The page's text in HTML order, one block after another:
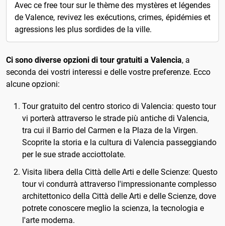
Avec ce free tour sur le thème des mystères et légendes
de Valence, revivez les exécutions, crimes, épidémies et
agressions les plus sordides de la ville.
Ci sono diverse opzioni di tour gratuiti a Valencia, a
seconda dei vostri interessi e delle vostre preferenze. Ecco
alcune opzioni:
Tour gratuito del centro storico di Valencia: questo tour
vi porterà attraverso le strade più antiche di Valencia,
tra cui il Barrio del Carmen e la Plaza de la Virgen.
Scoprite la storia e la cultura di Valencia passeggiando
per le sue strade acciottolate.
Visita libera della Città delle Arti e delle Scienze: Questo
tour vi condurrà attraverso l'impressionante complesso
architettonico della Città delle Arti e delle Scienze, dove
potrete conoscere meglio la scienza, la tecnologia e
l'arte moderna.